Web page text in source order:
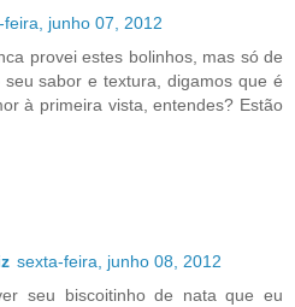
feira, junho 07, 2012
provei estes bolinhos, mas só de
sabor e textura, digamos que é
à primeira vista, entendes? Estão
sexta-feira, junho 08, 2012
seu biscoitinho de nata que eu